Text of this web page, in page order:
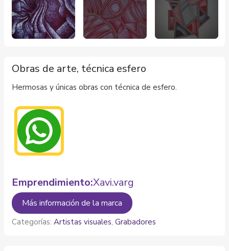
Obras de arte, técnica esfero
Hermosas y únicas obras con técnica de esfero.
Emprendimiento:Xavi.varg
Más información de la marca
Categorías: Artistas visuales, Grabadores